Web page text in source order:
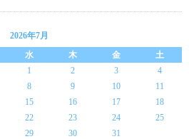
2026年7月
水 木 金
土
1
2 3
4
8 9 10
11
15 16 17
18
22 23 24
25
29 30 31